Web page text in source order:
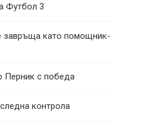
Футбол 3
завръща като помощник-
Перник с победа
контрола